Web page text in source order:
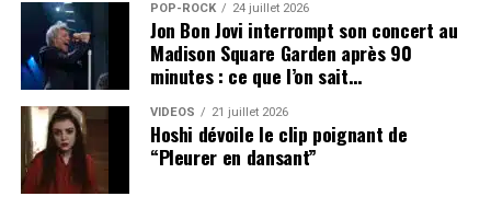
POP-ROCK 24 juillet 2026
Jon Bon Jovi interrompt son concert au
Madison Square Garden après 90
minutes : ce que l’on sait…
VIDEOS 21 juillet 2026
Hoshi dévoile le clip poignant de
“Pleurer en dansant”